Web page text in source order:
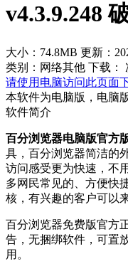
v4.3.9.248
大小：74.8MB 更新：
类别：网络其他 下载：
请使用电脑访问此页面
本软件为电脑版，电脑
软件简介
百分浏览器电脑版官方
具，百分浏览器简洁的
访问感受更为快速，不
多网民常见的、方便快
核，有兴趣的客户可以
百分浏览器免费版官方
告，无捆绑软件，可置
用。